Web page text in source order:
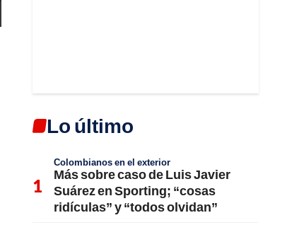
Lo último
Colombianos en el exterior
Más sobre caso de Luis Javier
Suárez en Sporting; “cosas
ridículas” y “todos olvidan”